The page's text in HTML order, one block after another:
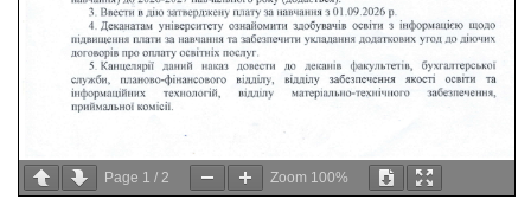
Page 1 / 2 Zoom 100%